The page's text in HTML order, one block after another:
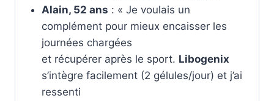
Alain, 52 ans : « Je voulais un
complément pour mieux encaisser les
journées chargées
et récupérer après le sport. Libogenix
s’intègre facilement (2 gélules/jour) et j’ai
ressenti